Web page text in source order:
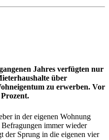
Jahres verfügten nur
über
zu erwerben. Vor
in der eigenen Wohnung
immer wieder
der Sprung in die eigenen vier